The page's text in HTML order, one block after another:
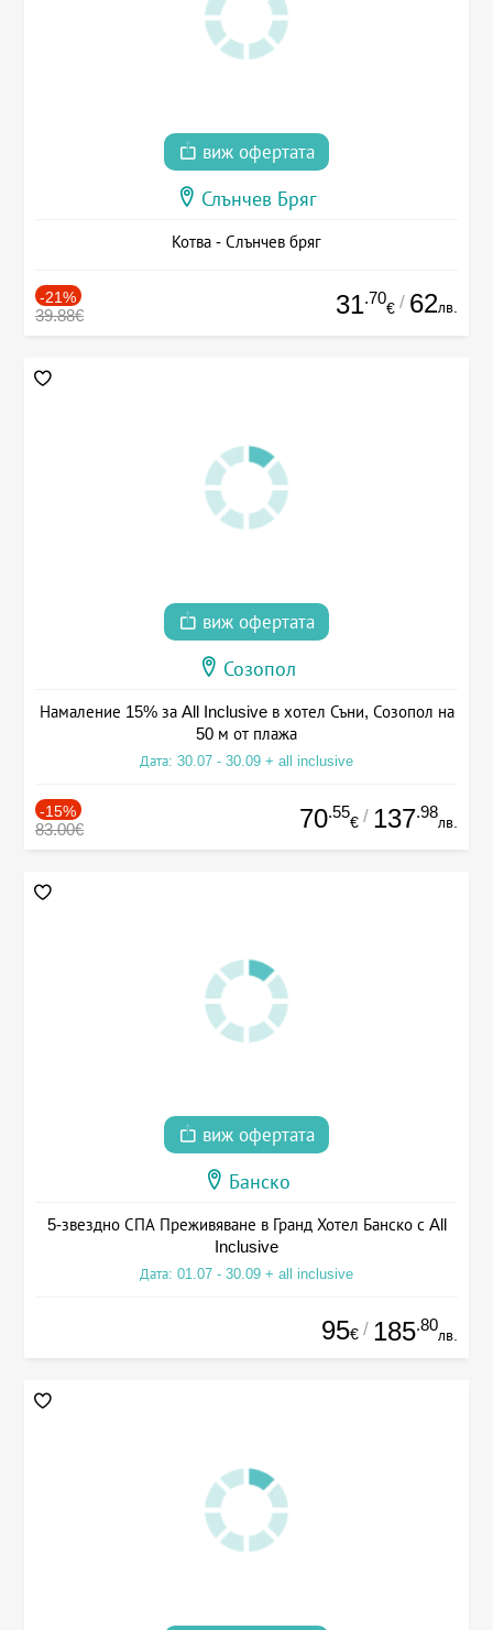
виж офертата
Слънчев Бряг
Котва - Слънчев бряг
-21%
39.88€ 31.70
€ / 62лв.
виж офертата
Созопол
Намаление 15% за All Inclusive в хотел Съни, Созопол на
50 м от плажа
Дата: 30.07 - 30.09 + all inclusive
-15%
83.00€ 70.55
€ / 137.98
лв.
виж офертата
Банско
5-звездно СПА Преживяване в Гранд Хотел Банско с All
Inclusive
Дата: 01.07 - 30.09 + all inclusive
95€ / 185.80
лв.